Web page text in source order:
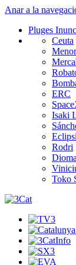
Anar a la
Pluges
Ceuta
ERC
Isaki
Rodri
Toko